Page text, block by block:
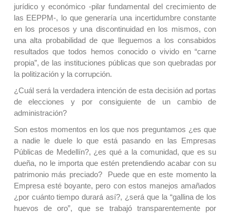
jurídico y económico -pilar fundamental del crecimiento de
las EEPPM-, lo que generaría una incertidumbre constante
en los procesos y una discontinuidad en los mismos, con
una alta probabilidad de que lleguemos a los consabidos
resultados que todos hemos conocido o vivido en “carne
propia”, de las instituciones públicas que son quebradas por
la politización y la corrupción.
¿Cuál será la verdadera intención de esta decisión ad portas
de elecciones y por consiguiente de un cambio de
administración?
Son estos momentos en los que nos preguntamos ¿es que
a nadie le duele lo que está pasando en las Empresas
Públicas de Medellín?, ¿es qué a la comunidad, que es su
dueña, no le importa que estén pretendiendo acabar con su
patrimonio más preciado? Puede que en este momento la
Empresa esté boyante, pero con estos manejos amañados
¿por cuánto tiempo durará así?, ¿será que la “gallina de los
huevos de oro”, que se trabajó transparentemente por